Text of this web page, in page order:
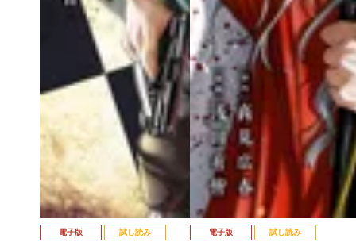
電子版 試し読み 電子版 試し読み